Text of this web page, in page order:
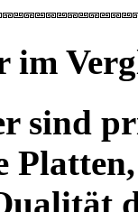
im
sind